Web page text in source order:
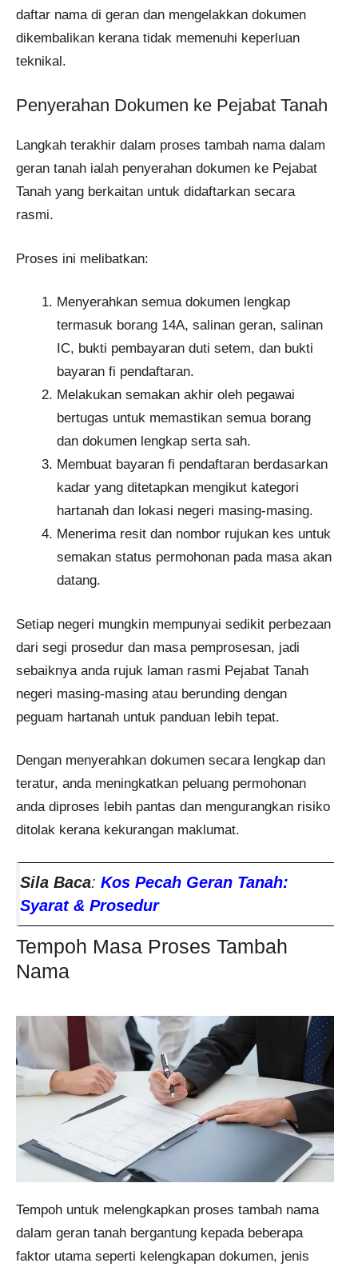
daftar nama di geran dan mengelakkan dokumen
dikembalikan kerana tidak memenuhi keperluan
teknikal.
Penyerahan Dokumen ke Pejabat Tanah
Langkah terakhir dalam proses tambah nama dalam
geran tanah ialah penyerahan dokumen ke Pejabat
Tanah yang berkaitan untuk didaftarkan secara
rasmi.
Proses ini melibatkan:
Menyerahkan semua dokumen lengkap
termasuk borang 14A, salinan geran, salinan
IC, bukti pembayaran duti setem, dan bukti
bayaran fi pendaftaran.
Melakukan semakan akhir oleh pegawai
bertugas untuk memastikan semua borang
dan dokumen lengkap serta sah.
Membuat bayaran fi pendaftaran berdasarkan
kadar yang ditetapkan mengikut kategori
hartanah dan lokasi negeri masing-masing.
Menerima resit dan nombor rujukan kes untuk
semakan status permohonan pada masa akan
datang.
Setiap negeri mungkin mempunyai sedikit perbezaan
dari segi prosedur dan masa pemprosesan, jadi
sebaiknya anda rujuk laman rasmi Pejabat Tanah
negeri masing-masing atau berunding dengan
peguam hartanah untuk panduan lebih tepat.
Dengan menyerahkan dokumen secara lengkap dan
teratur, anda meningkatkan peluang permohonan
anda diproses lebih pantas dan mengurangkan risiko
ditolak kerana kekurangan maklumat.
Sila Baca: Kos Pecah Geran Tanah:
Syarat & Prosedur
Tempoh Masa Proses Tambah
Nama
Tempoh untuk melengkapkan proses tambah nama
dalam geran tanah bergantung kepada beberapa
faktor utama seperti kelengkapan dokumen, jenis